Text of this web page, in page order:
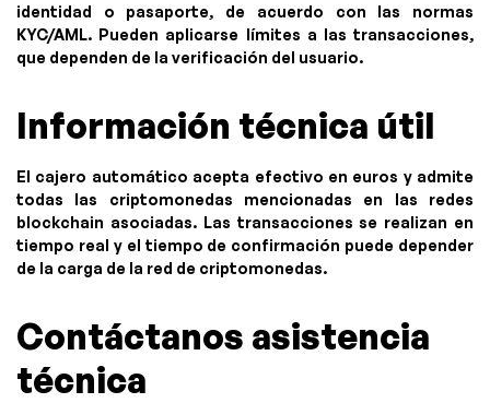
identidad o pasaporte, de acuerdo con las normas
KYC/AML. Pueden aplicarse límites a las transacciones,
que dependen de la verificación del usuario.
Información técnica útil
El cajero automático acepta efectivo en euros y admite
todas las criptomonedas mencionadas en las redes
blockchain asociadas. Las transacciones se realizan en
tiempo real y el tiempo de confirmación puede depender
de la carga de la red de criptomonedas.
Contáctanos asistencia
técnica